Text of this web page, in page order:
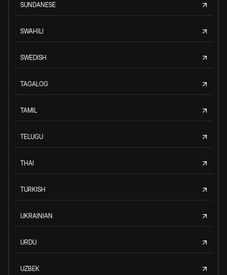
SUNDANESE
SWAHILI
SWEDISH
TAGALOG
TAMIL
TELUGU
THAI
TURKISH
UKRAINIAN
URDU
UZBEK